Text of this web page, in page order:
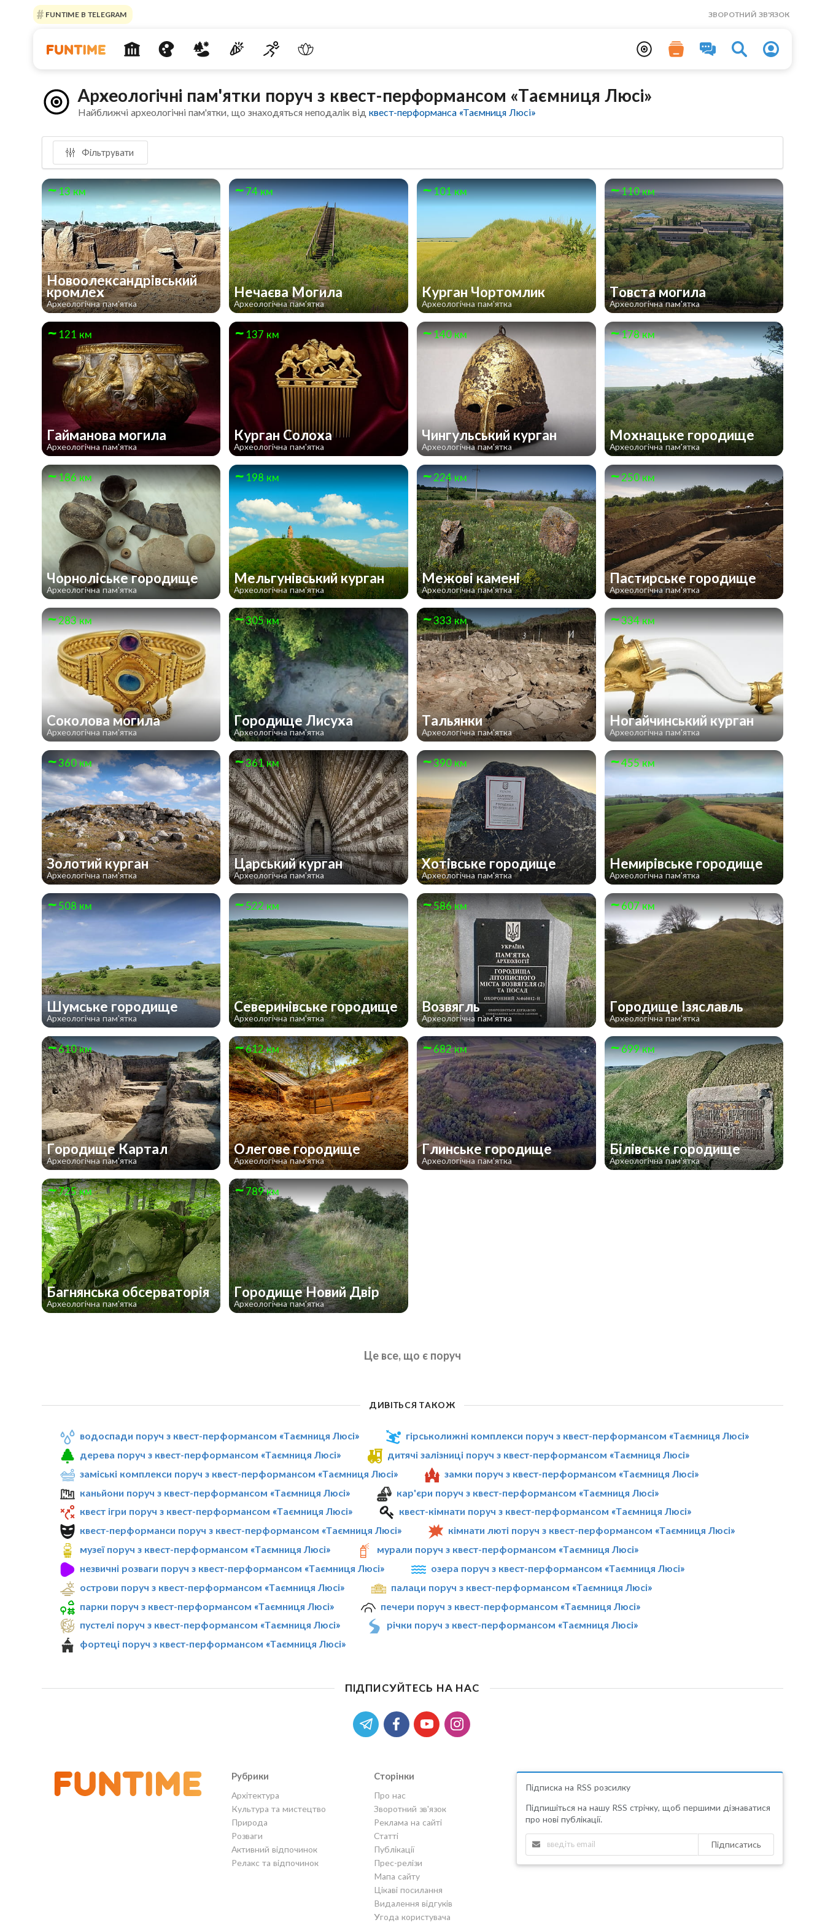
FUNTIME В TELEGRAM ЗВОРОТНИЙ ЗВ'ЯЗОК
Археологічні пам'ятки поруч з квест-перформансом «Таємниця Люсі»
Найближчі археологічні пам'ятки, що знаходяться неподалік відквест-перформанса «Таємниця Люсі»
Фільтрувати
13 км
Новоолександрівський
кромлех
Археологічна пам'ятка
74 км
Нечаєва Могила
Археологічна пам'ятка
101 км
Курган Чортомлик
Археологічна пам'ятка
110 км
Товста могила
Археологічна пам'ятка
121 км
Гайманова могила
Археологічна пам'ятка
137 км
Курган Солоха
Археологічна пам'ятка
140 км
Чингульський курган
Археологічна пам'ятка
178 км
Мохнацьке городище
Археологічна пам'ятка
186 км
Чорноліське городище
Археологічна пам'ятка
198 км
Мельгунівський курган
Археологічна пам'ятка
224 км
Межові камені
Археологічна пам'ятка
250 км
Пастирське городище
Археологічна пам'ятка
283 км
Соколова могила
Археологічна пам'ятка
305 км
Городище Лисуха
Археологічна пам'ятка
333 км
Тальянки
Археологічна пам'ятка
334 км
Ногайчинський курган
Археологічна пам'ятка
360 км
Золотий курган
Археологічна пам'ятка
361 км
Царський курган
Археологічна пам'ятка
390 км
Хотівське городище
Археологічна пам'ятка
455 км
Немирівське городище
Археологічна пам'ятка
508 км
Шумське городище
Археологічна пам'ятка
522 км
Северинівське городище
Археологічна пам'ятка
586 км
Возвягль
Археологічна пам'ятка
607 км
Городище Ізяславль
Археологічна пам'ятка
610 км
Городище Картал
Археологічна пам'ятка
612 км
Олегове городище
Археологічна пам'ятка
682 км
Глинське городище
Археологічна пам'ятка
699 км
Білівське городище
Археологічна пам'ятка
725 км
Багнянська обсерваторія
Археологічна пам'ятка
789 км
Городище Новий Двір
Археологічна пам'ятка
Це все, що є поруч
ДИВІТЬСЯ ТАКОЖ
водоспади поруч з квест-перформансом «Таємниця Люсі»
гірськолижні комплекси поруч з квест-перформансом «Таємниця Люсі»
дерева поруч з квест-перформансом «Таємниця Люсі»
дитячі залізниці поруч з квест-перформансом «Таємниця Люсі»
заміські комплекси поруч з квест-перформансом «Таємниця Люсі»
замки поруч з квест-перформансом «Таємниця Люсі»
каньйони поруч з квест-перформансом «Таємниця Люсі»
кар'єри поруч з квест-перформансом «Таємниця Люсі»
квест ігри поруч з квест-перформансом «Таємниця Люсі»
квест-кімнати поруч з квест-перформансом «Таємниця Люсі»
квест-перформанси поруч з квест-перформансом «Таємниця Люсі»
кімнати люті поруч з квест-перформансом «Таємниця Люсі»
музеї поруч з квест-перформансом «Таємниця Люсі»
мурали поруч з квест-перформансом «Таємниця Люсі»
незвичні розваги поруч з квест-перформансом «Таємниця Люсі»
озера поруч з квест-перформансом «Таємниця Люсі»
острови поруч з квест-перформансом «Таємниця Люсі»
палаци поруч з квест-перформансом «Таємниця Люсі»
парки поруч з квест-перформансом «Таємниця Люсі»
печери поруч з квест-перформансом «Таємниця Люсі»
пустелі поруч з квест-перформансом «Таємниця Люсі»
річки поруч з квест-перформансом «Таємниця Люсі»
фортеці поруч з квест-перформансом «Таємниця Люсі»
ПІДПИСУЙТЕСЬ НА НАС
Рубрики
Архітектура
Культура та мистецтво
Природа
Розваги
Активний відпочинок
Релакс та відпочинок
Сторінки
Про нас
Зворотний зв'язок
Реклама на сайті
Статті
Публікації
Прес-релізи
Мапа сайту
Цікаві посилання
Видалення відгуків
Угода користувача
Підписка на RSS розсилку
Підпишіться на нашу RSS стрічку, щоб першими дізнаватися
про нові публікації.
Підписатись